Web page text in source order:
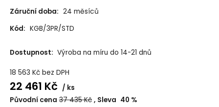
Záruční doba: 24 měsíců
Kód: KGB/3PR/STD
Dostupnost: Výroba na míru do 14-21 dnů
18 563 Kč bez DPH
22 461 Kč
ks
Původní cena 37 435Kč Sleva 40 %